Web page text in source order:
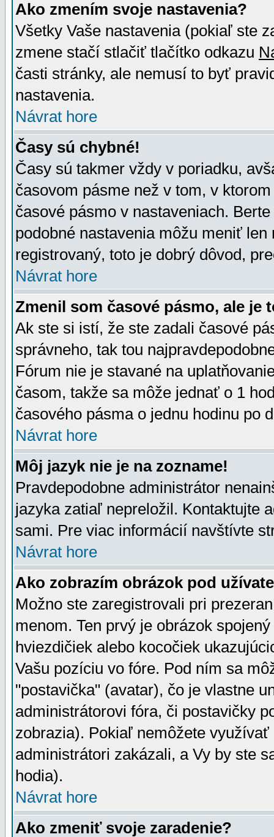
Ako zmením svoje nastavenia?
Všetky Vaše nastavenia (pokiaľ ste
zmene stačí stlačiť tlačítko odkazu
časti stránky, ale nemusí to byť
nastavenia.
Návrat hore
Časy sú chybné!
Časy sú takmer vždy v poriadku,
časovom pásme než v tom, v
časové pásmo v nastaveniach.
podobné nastavenia môžu meniť
registrovaný, toto je dobrý dôvod,
Návrat hore
Zmenil som časové pásmo, ale je
Ak ste si istí, že ste zadali časové
správneho, tak tou
Fórum nie je stavané na
časom, takže sa môže jednať o 1
časového pásma o jednu hodinu po
Návrat hore
Môj jazyk nie je na zozname!
Pravdepodobne administrátor
jazyka zatiaľ nepreložil. Kontaktujte
sami. Pre viac informácií navštívte
Návrat hore
Ako zobrazím obrázok pod
Možno ste zaregistrovali pri
menom. Ten prvý je obrázok
hviezdičiek alebo kocočiek
Vašu pozíciu vo fóre. Pod ním sa
"postavička" (avatar), čo je vlastne
administrátorovi fóra, či postavičky
zobrazia). Pokiaľ nemôžete
administrátori zakázali, a Vy by ste
hodia).
Návrat hore
Ako zmeniť svoje zaradenie?